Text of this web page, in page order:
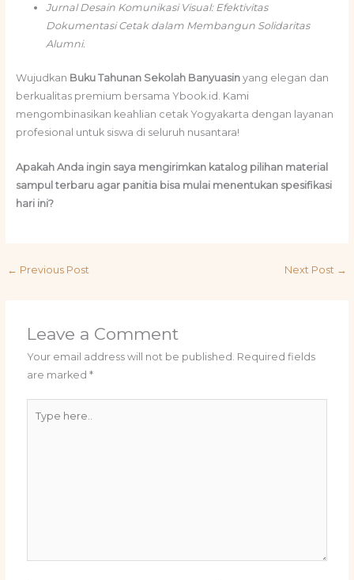
Jurnal Desain Komunikasi Visual: Efektivitas
Dokumentasi Cetak dalam Membangun Solidaritas
Alumni.
Wujudkan Buku Tahunan Sekolah Banyuasinyang elegan dan
berkualitas premium bersama Ybook.id. Kami
mengombinasikan keahlian cetak Yogyakarta dengan layanan
profesional untuk siswa di seluruh nusantara!
Apakah Anda ingin saya mengirimkan katalog pilihan material
sampul terbaru agar panitia bisa mulai menentukan spesifikasi
hari ini?
← Previous Post Next Post →
Leave a Comment
Your email address will not be published. Required fields
are marked*
here..